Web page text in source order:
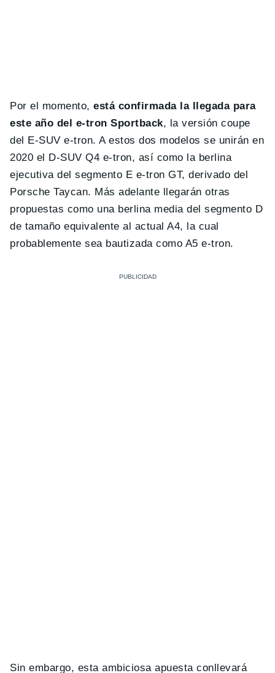
Por el momento, está confirmada la llegada para
este año del e-tron Sportback, la versión coupe
del E-SUV e-tron. A estos dos modelos se unirán en
2020 el D-SUV Q4 e-tron, así como la berlina
ejecutiva del segmento E e-tron GT, derivado del
Porsche Taycan. Más adelante llegarán otras
propuestas como una berlina media del segmento D
de tamaño equivalente al actual A4, la cual
probablemente sea bautizada como A5 e-tron.
Sin embargo, esta ambiciosa apuesta conllevará